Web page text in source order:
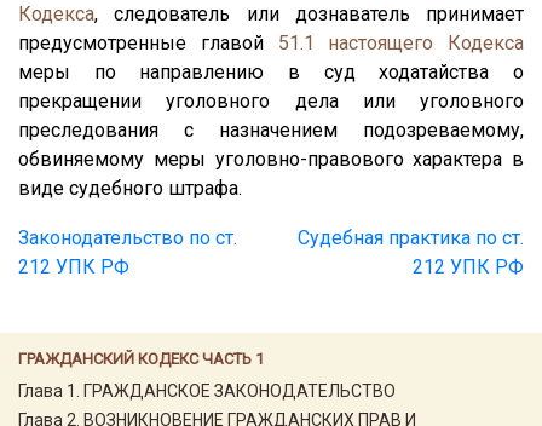
ГРАЖДАНСКИЙ КОДЕКС ЧАСТЬ 1
Глава 1. ГРАЖДАНСКОЕ ЗАКОНОДАТЕЛЬСТВО
Глава 2. ВОЗНИКНОВЕНИЕ ГРАЖДАНСКИХ ПРАВ И
Кодекса, следователь или дознаватель принимает
предусмотренные главой 51.1
настоящего Кодекса
меры по направлению в суд ходатайства о
прекращении уголовного дела или уголовного
преследования с назначением подозреваемому,
обвиняемому меры уголовно-правового характера в
виде судебного штрафа.
Законодательство по ст.
212 УПК РФ
Судебная практика по ст.
212 УПК РФ